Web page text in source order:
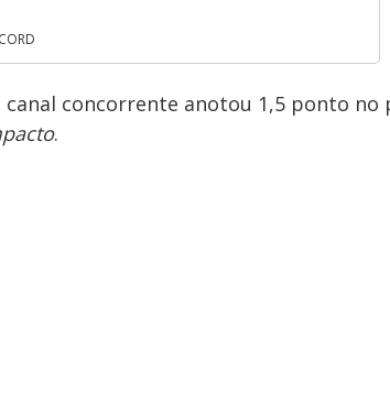
canal concorrente anotou 1,5 ponto no
.